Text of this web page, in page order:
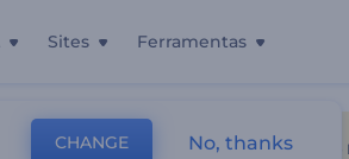
Sites Ferramentas
de
Intros E Logos Apresentações De Logotipo
CHANGE No, thanks